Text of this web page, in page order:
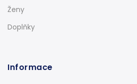
Ženy
Doplňky
Informace